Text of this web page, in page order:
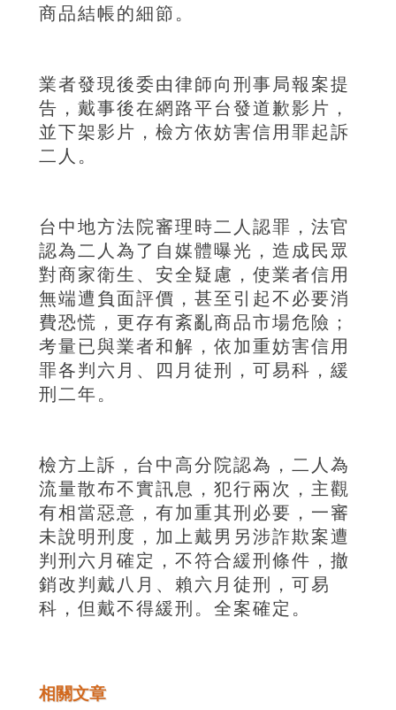
商品結帳的細節。
業者發現後委由律師向刑事局報案提
告，戴事後在網路平台發道歉影片，
並下架影片，檢方依妨害信用罪起訴
二人。
台中地方法院審理時二人認罪，法官
認為二人為了自媒體曝光，造成民眾
對商家衛生、安全疑慮，使業者信用
無端遭負面評價，甚至引起不必要消
費恐慌，更存有紊亂商品市場危險；
考量已與業者和解，依加重妨害信用
罪各判六月、四月徒刑，可易科，緩
刑二年。
檢方上訴，台中高分院認為，二人為
流量散布不實訊息，犯行兩次，主觀
有相當惡意，有加重其刑必要，一審
未說明刑度，加上戴男另涉詐欺案遭
判刑六月確定，不符合緩刑條件，撤
銷改判戴八月、賴六月徒刑，可易
科，但戴不得緩刑。全案確定。
相關文章